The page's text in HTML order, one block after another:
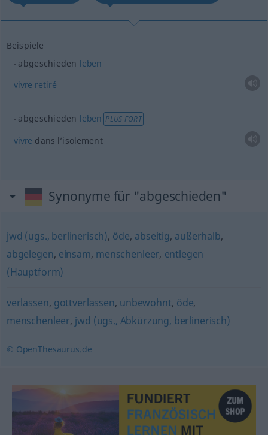
Beispiele
abgeschieden leben
vivre retiré
abgeschieden leben PLUS FORT
vivre dans l’isolement
Synonyme für "abgeschieden"
jwd (ugs., berlinerisch), öde, abseitig, außerhalb,
abgelegen, einsam, menschenleer, entlegen
(Hauptform)
verlassen, gottverlassen, unbewohnt, öde,
menschenleer, jwd (ugs., Abkürzung, berlinerisch)
© OpenThesaurus.de